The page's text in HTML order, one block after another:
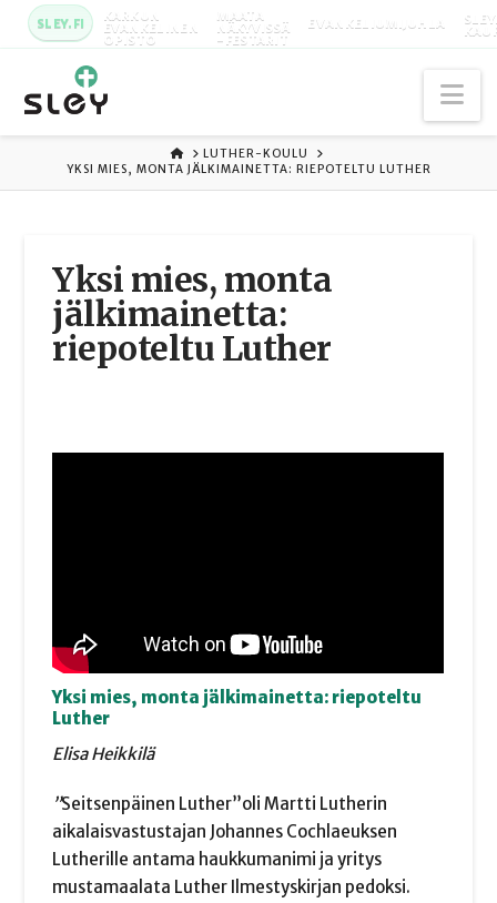
SLEY.FI KARKUN
EVANKELINEN
OPISTO
MAATA
NÄKYVISSÄ
-FESTARIT
EVANKELIUMIJUHLA
ETUSIVU
LUTHER-KOULU
YKSI MIES, MONTA JÄLKIMAINETTA: RIEPOTELTU LUTHER
Yksi mies, monta
jälkimainetta:
riepoteltu Luther
Yksi mies, monta jälkimainetta: riepoteltu
Luther
Elisa Heikkilä
”Seitsenpäinen Luther”oli Martti Lutherin
aikalaisvastustajan Johannes Cochlaeuksen
Lutherille antama haukkumanimi ja yritys
mustamaalata Luther Ilmestyskirjan pedoksi.